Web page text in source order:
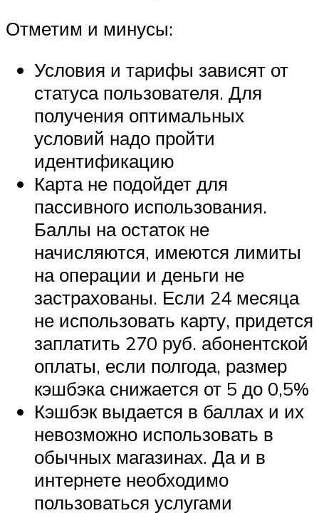
Отметим и минусы:
Условия и тарифы зависят от
статуса пользователя. Для
получения оптимальных
условий надо пройти
идентификацию
Карта не подойдет для
пассивного использования.
Баллы на остаток не
начисляются, имеются лимиты
на операции и деньги не
застрахованы. Если 24 месяца
не использовать карту, придется
заплатить 270 руб. абонентской
оплаты, если полгода, размер
кэшбэка снижается от 5 до 0,5%
Кэшбэк выдается в баллах и их
невозможно использовать в
обычных магазинах. Да и в
интернете необходимо
пользоваться услугами